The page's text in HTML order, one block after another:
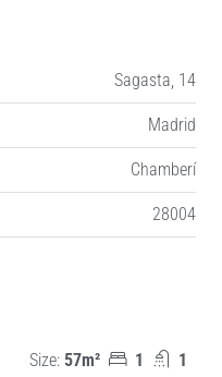
Sagasta, 14
Madrid
Chamberí
28004
Size: 57m² 1 1